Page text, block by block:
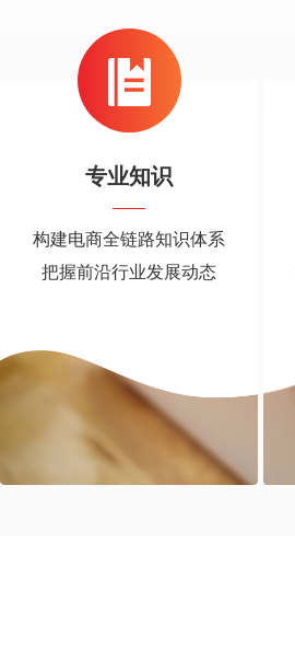
专业知识
构建电商全链路知识体系
把握前沿行业发展动态